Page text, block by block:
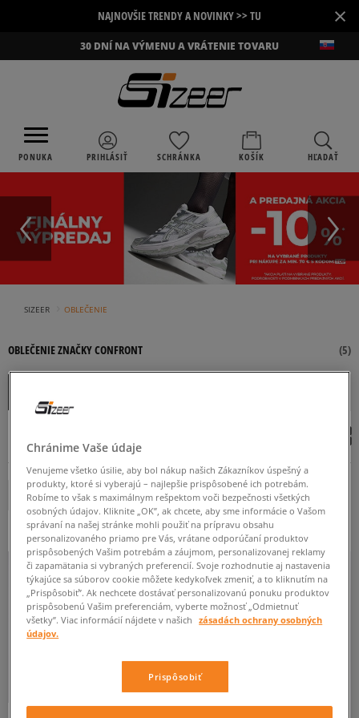
NAJNOVŠIE TRENDY A NOVINKY >> TU ×
30 DNÍ NA VÝMENU A VRÁTENIE TOVARU
PONUKA PRIHLÁSIŤ SCHRÁNKA KOŠÍK HĽADAŤ
SIZEER OBLEČENIE
OBLEČENIE ZNAČKY CONFRONT (5)
OD
DETSKÉ
Viac
SET10 SET12 SET24 SET5
OBTIAHNUTÝ VOĽNÝ
CONFRONT Odstráň
-10 % S KÓDOM: TOP (MIN. 70 €) -10 % S KÓDOM: TOP (MIN. 70 €)
-25 % PRI NÁKÚPE 2 KUSOV
Chránime Vaše údaje
Venujeme všetko úsilie, aby bol nákup našich Zákazníkov úspešný a
produkty, ktoré si vyberajú – najlepšie prispôsobené ich potrebám.
Robíme to však s maximálnym rešpektom voči bezpečnosti všetkých
osobných údajov. Kliknite „OK”, ak chcete, aby sme informácie o Vašom
správaní na našej stránke mohli použiť na prípravu obsahu
personalizovaného priamo pre Vás, vrátane odporúčaní produktov
prispôsobených Vašim potrebám a záujmom, personalizovanej reklamy
či zapamätania si vybraných preferencií. Svoje rozhodnutie aj nastavenia
týkajúce sa súborov cookie môžete kedykoľvek zmeniť, a to kliknutím na
„Prispôsobiť”. Ak nechcete dostávať personalizovanú ponuku produktov
prispôsobenú Vašim preferenciám, vyberte možnosť „Odmietnuť
všetky”. Viac informácií nájdete v našich
zásadách ochrany osobných
údajov.
Prispôsobiť